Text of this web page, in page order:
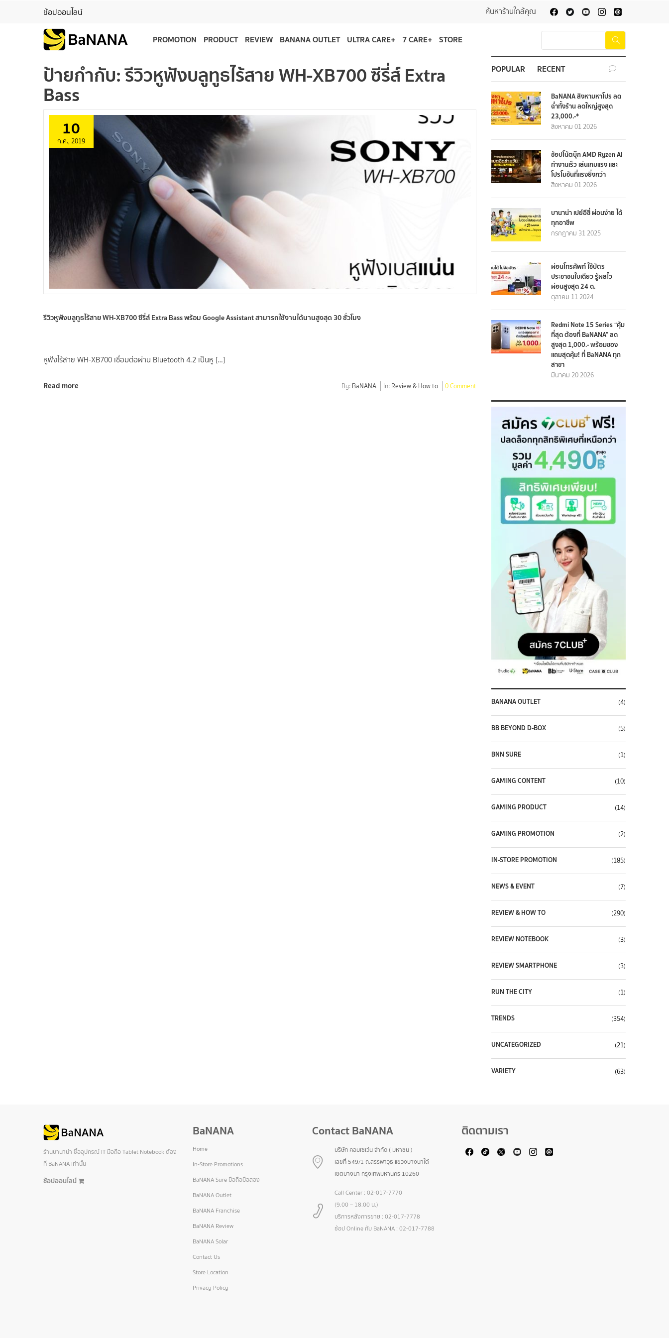
ช้อปออนไลน์ ค้นหาร้านใกล้คุณ
PROMOTION PRODUCT REVIEW BANANA OUTLET ULTRA CARE+ 7 CARE+ STORE
ป้ายกำกับ:รีวิวหูฟังบลูทูธไร้สาย WH-XB700 ซีรี่ส์ Extra
Bass
10
ก.ค., 2019
รีวิวหูฟังบลูทูธไร้สาย WH-XB700 ซีรี่ส์ Extra Bass พร้อม Google Assistant สามารถใช้งานได้นานสูงสุด 30 ชั่วโมง
หูฟังไร้สาย WH-XB700 เชื่อมต่อผ่าน Bluetooth 4.2 เป็นหู […]
Read more By: BaNANA In: Review & How to 0 Comment
POPULAR RECENT
BaNANA สิงหามหาโปร ลด
ฉ่ำทั้งร้าน ลดใหญ่สูงสุด
23,000.-*
สิงหาคม 01 2026
ช้อปโน้ตบุ๊ก AMD Ryzen AI
ทำงานเร็ว เล่นเกมแรง และ
โปรโมชันที่แรงยิ่งกว่า
สิงหาคม 01 2026
บานาน่า เปย์อีซี่ ผ่อนง่าย ได้
ทุกอาชีพ
กรกฎาคม 31 2025
ผ่อนโทรศัพท์ ใช้บัตร
ประชาชนใบเดียว รู้ผลไว
ผ่อนสูงสุด 24 ด.
ตุลาคม 11 2024
Redmi Note 15 Series “คุ้ม
ที่สุด ต้องที่ BaNANA” ลด
สูงสุด 1,000.- พร้อมของ
แถมสุดคุ้ม! ที่ BaNANA ทุก
สาขา
มีนาคม 20 2026
BANANA OUTLET (4)
BB BEYOND D-BOX (5)
BNN SURE (1)
GAMING CONTENT (10)
GAMING PRODUCT (14)
GAMING PROMOTION (2)
IN-STORE PROMOTION (185)
NEWS & EVENT (7)
REVIEW & HOW TO (290)
REVIEW NOTEBOOK (3)
REVIEW SMARTPHONE (3)
RUN THE CITY (1)
TRENDS (354)
UNCATEGORIZED (21)
VARIETY (63)
ร้านบานาน่า ซื้ออุปกรณ์ IT มือถือ Tablet Notebook ต้อง
ที่ BaNANA เท่านั้น
ช้อปออนไลน์
BaNANA
Home
In-Store Promotions
BaNANA Sure มือถือมือสอง
BaNANA Outlet
BaNANA Franchise
BaNANA Review
BaNANA Solar
Contact Us
Store Location
Privacy Policy
Contact BaNANA
บริษัท คอมเซเว่น จำกัด ( มหาชน )
เลขที่ 549/1 ถ.สรรพาวุธ แขวงบางนาใต้
เขตบางนา กรุงเทพมหานคร 10260
Call Center : 02-017-7770
(9.00 – 18.00 น.)
บริการหลังการขาย : 02-017-7778
ช้อป Online กับ BaNANA : 02-017-7788
ติดตามเรา